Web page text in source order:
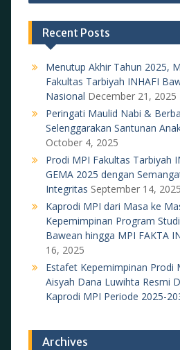
Recent Posts
Menutup Akhir Tahun 2025,
Fakultas Tarbiyah INHAFI
Nasional December 21, 2025
Peringati Maulid Nabi &
Selenggarakan Santunan
October 4, 2025
Prodi MPI Fakultas Tarbiyah
GEMA 2025 dengan
Integritas September 14, 2025
Kaprodi MPI dari Masa ke
Kepemimpinan Program
Bawean hingga MPI FAKTA
16, 2025
Estafet Kepemimpinan Prodi
Aisyah Dana Luwihta Resmi
Kaprodi MPI Periode 2025-
Archives